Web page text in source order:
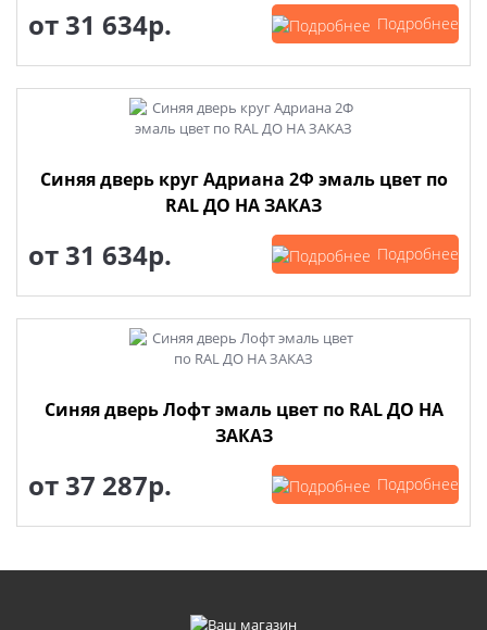
от 31 634р. Подробнее
Синяя дверь круг Адриана 2Ф эмаль цвет по
RAL ДО НА ЗАКАЗ
от 31 634р. Подробнее
Синяя дверь Лофт эмаль цвет по RAL ДО НА
ЗАКАЗ
от 37 287р. Подробнее